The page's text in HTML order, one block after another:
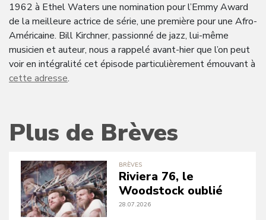
1962 à Ethel Waters une nomination pour l’Emmy Award
de la meilleure actrice de série, une première pour une Afro-
Américaine. Bill Kirchner, passionné de jazz, lui-même
musicien et auteur, nous a rappelé avant-hier que l’on peut
voir en intégralité cet épisode particulièrement émouvant à
cette adresse.
Plus de Brèves
BRÈVES
Riviera 76, le
Woodstock oublié
28.07.2026